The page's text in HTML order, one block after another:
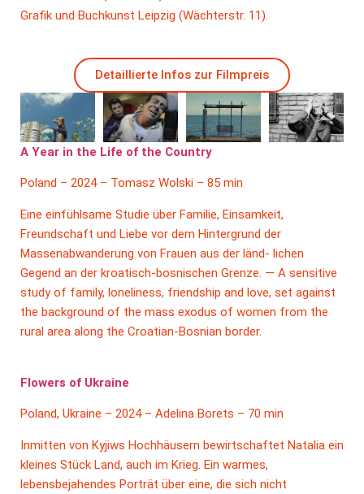
Grafik und Buchkunst Leipzig (Wächterstr. 11).
Detaillierte Infos zur Filmpreis
A Year in the Life of the Country
Poland – 2024 – Tomasz Wolski – 85 min
Eine einfühlsame Studie über Familie, Einsamkeit,
Freundschaft und Liebe vor dem Hintergrund der
Massenabwanderung von Frauen aus der länd- lichen
Gegend an der kroatisch-bosnischen Grenze. — A sensitive
study of family, loneliness, friendship and love, set against
the background of the mass exodus of women from the
rural area along the Croatian-Bosnian border.
Flowers of Ukraine
Poland, Ukraine – 2024 – Adelina Borets – 70 min
Inmitten von Kyjiws Hochhäusern bewirtschaftet Natalia ein
kleines Stück Land, auch im Krieg. Ein warmes,
lebensbejahendes Porträt über eine, die sich nicht